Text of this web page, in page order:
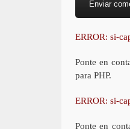
ERROR: si-
Ponte en
para PHP.
ERROR: si-
Ponte en